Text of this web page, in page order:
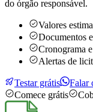
do órgão responsável.
Valores
Documentos
Cronograma
Alertas de
Testar grátis
Falar
Comece grátis